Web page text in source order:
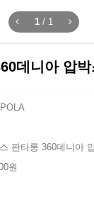
1 / 1
데니아 압
판타롱 360데니아
원